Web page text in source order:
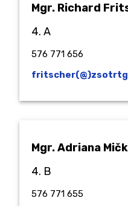
Mgr. Richard
4. A
576 771 656
Mgr. Adriana
4. B
576 771 655